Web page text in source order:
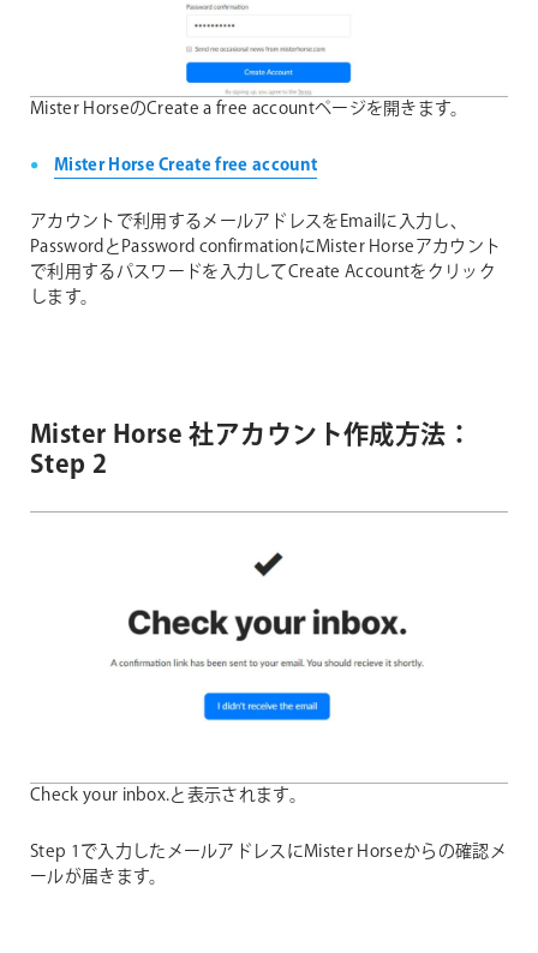
Mister HorseのCreate a free accountページを開きます。
Mister Horse Create free account
アカウントで利用するメールアドレスをEmailに入力し、
PasswordとPassword confirmationにMister Horseアカウント
で利用するパスワードを入力してCreate Accountをクリック
します。
Mister Horse 社アカウント作成方法：
Step 2
Check your inbox.と表示されます。
Step 1で入力したメールアドレスにMister Horseからの確認メ
ールが届きます。